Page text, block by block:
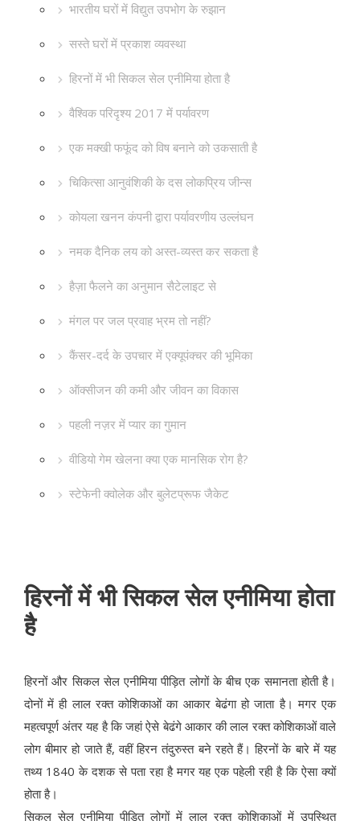
भारतीय घरों में विद्युत उपभोग के रुझान
सस्ते घरों में प्रकाश व्यवस्था
हिरनों में भी सिकल सेल एनीमिया होता है
वैश्विक परिदृश्य 2017 में पर्यावरण
एक मक्खी फफूंद को विष बनाने को उकसाती है
चिकित्सा आनुवंशिकी के दस लोकप्रिय जीन्स
कोयला खनन कंपनी द्वारा पर्यावरणीय उल्लंघन
नमक दैनिक लय को अस्त-व्यस्त कर सकता है
हैज़ा फैलने का अनुमान सैटेलाइट से
मंगल पर जल प्रवाह भ्रम तो नहीं?
कैंसर-दर्द के उपचार में एक्यूपंक्चर की भूमिका
ऑक्सीजन की कमी और जीवन का विकास
पहली नज़र में प्यार का गुमान
वीडियो गेम खेलना क्या एक मानसिक रोग है?
स्टेफेनी क्वोलेक और बुलेटप्रूफ जैकेट
हिरनों में भी सिकल सेल एनीमिया होता
है
हिरनों और सिकल सेल एनीमिया पीड़ित लोगों के बीच एक समानता होती है।
दोनों में ही लाल रक्त कोशिकाओं का आकार बेढंगा हो जाता है। मगर एक
महत्वपूर्ण अंतर यह है कि जहां ऐसे बेढंगे आकार की लाल रक्त कोशिकाओं वाले
लोग बीमार हो जाते हैं, वहीं हिरन तंदुरुस्त बने रहते हैं। हिरनों के बारे में यह
तथ्य 1840 के दशक से पता रहा है मगर यह एक पहेली रही है कि ऐसा क्यों
होता है।
सिकल सेल एनीमिया पीड़ित लोगों में लाल रक्त कोशिकाओं में उपस्थित